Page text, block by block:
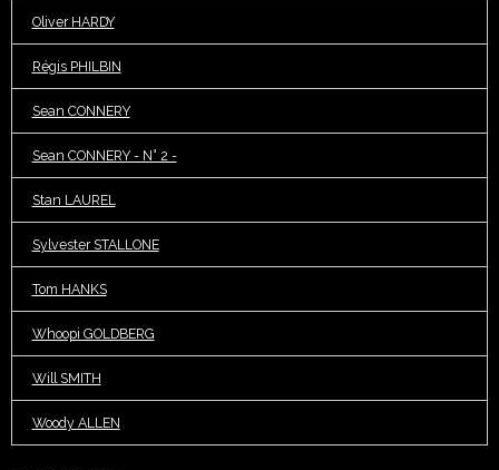
Oliver HARDY
Régis PHILBIN
Sean CONNERY
Sean CONNERY - N° 2 -
Stan LAUREL
Sylvester STALLONE
Tom HANKS
Whoopi GOLDBERG
Will SMITH
Woody ALLEN